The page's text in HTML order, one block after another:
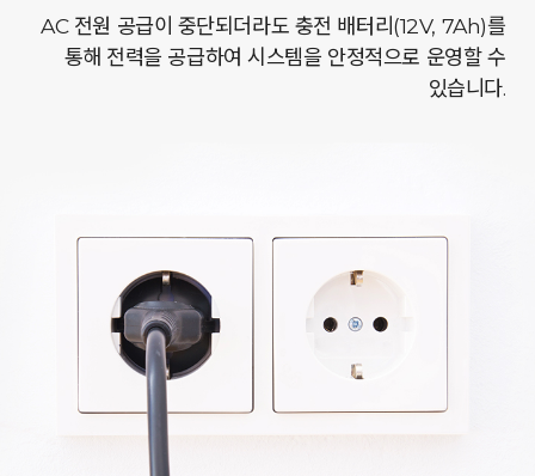
AC 전원 공급이 중단되더라도 충전 배터리(12V, 7Ah)를
통해 전력을 공급하여 시스템을 안정적으로 운영할 수
있습니다.